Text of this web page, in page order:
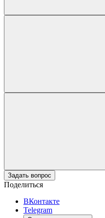
Задать вопрос
Поделиться
ВКонтакте
Telegram